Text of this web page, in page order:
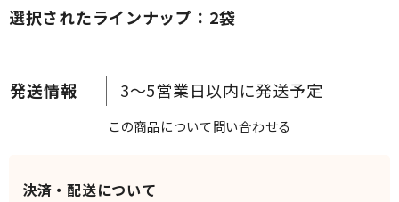
3～5営業日以内に発送予定
選択されたラインナップ：2袋
この商品について問い合わせる
決済・配送について